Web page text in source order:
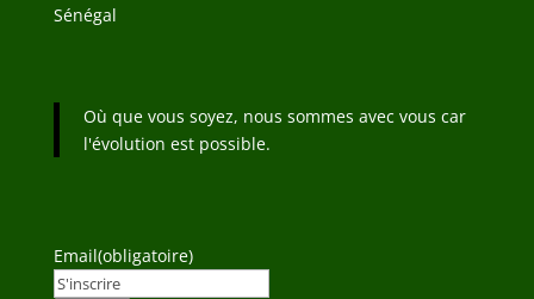
Sénégal
Où que vous soyez, nous sommes avec vous car
l'évolution est possible.
Email(obligatoire)